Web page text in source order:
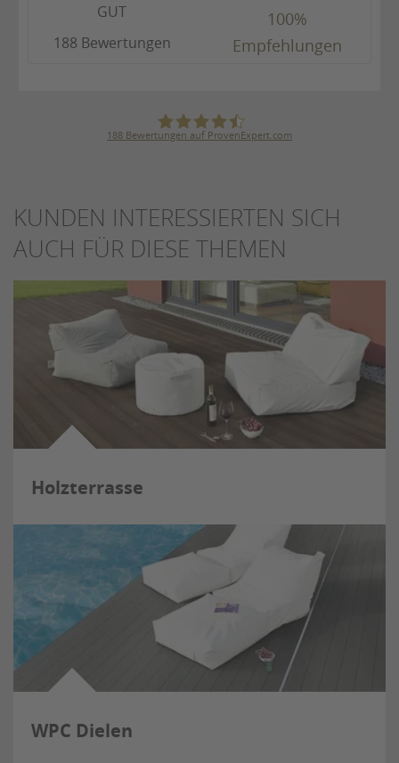
GUT
188 Bewertungen
100%
Empfehlungen
188 Bewertungen auf ProvenExpert.com
KUNDEN INTERESSIERTEN SICH
AUCH FÜR DIESE THEMEN
Holzterrasse
WPC Dielen